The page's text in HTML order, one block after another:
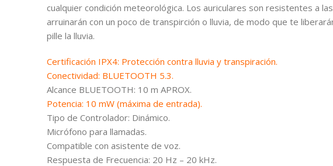
cualquier condición meteorológica. Los auriculares son resistentes a
arruinarán con un poco de transpirción o lluvia, de modo que te
pille la lluvia.
Certificación IPX4: Protección contra lluvia y transpiración.
Conectividad: BLUETOOTH 5.3.
Alcance BLUETOOTH: 10 m APROX.
Potencia: 10 mW (máxima de entrada).
Tipo de Controlador: Dinámico.
Micrófono para llamadas.
Compatible con asistente de voz.
Respuesta de Frecuencia: 20 Hz – 20 kHz.